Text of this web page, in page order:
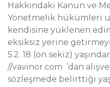
Hakkındaki Kanun ve
Yönetmelik hükümleri
kendisine yüklenen
eksiksiz yerine
5.2. 18 (on sekiz)
//vavinor.com ’dan
sözleşmede belirttiği